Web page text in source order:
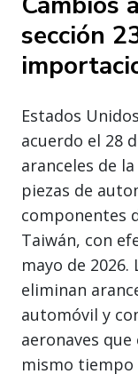
sección
Estados
acuerdo el 28
aranceles de
piezas de
componentes
Taiwán, con
mayo de
eliminan
automóvil y
aeronaves
mismo tiempo